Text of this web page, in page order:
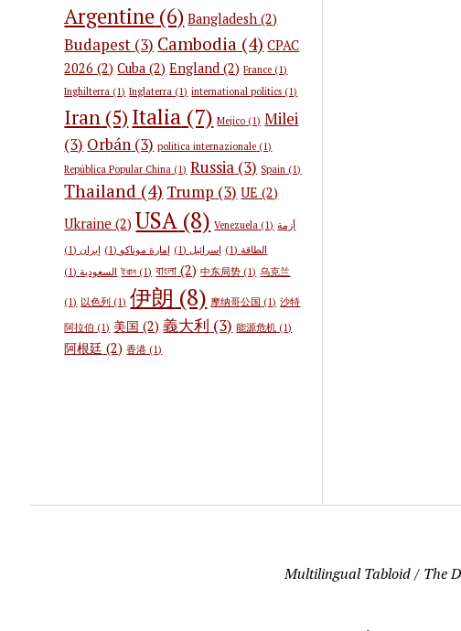
Argentine (6) Bangladesh (2)
Budapest (3) Cambodia (4) CPAC
2026 (2) Cuba (2) England (2) France (1)
Inghilterra (1) Inglaterra (1) international politics (1)
Iran (5) Italia (7) Mejico (1) Milei
(3) Orbán (3) politica internazionale (1)
República Popular China (1) Russia (3) Spain (1)
Thailand (4) Trump (3) UE (2)
Ukraine (2) USA (8) Venezuela (1) أزمة
الطاقة(1) إسرائيل(1) إمارة موناكو (1) إيران(1)
السعودية(1) ইরান (1) বাংলা (2) 中东局势 (1) 乌克兰
(1) 以色列 (1) 伊朗 (8) 摩纳哥公国 (1) 沙特
阿拉伯 (1) 美国 (2) 義大利 (3) 能源危机 (1)
阿根廷 (2) 香港 (1)